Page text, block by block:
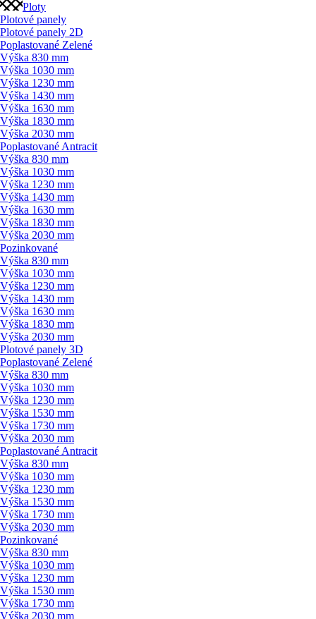
Ploty
Plotové panely
Plotové panely 2D
Poplastované Zelené
Výška 830 mm
Výška 1030 mm
Výška 1230 mm
Výška 1430 mm
Výška 1630 mm
Výška 1830 mm
Výška 2030 mm
Poplastované Antracit
Výška 830 mm
Výška 1030 mm
Výška 1230 mm
Výška 1430 mm
Výška 1630 mm
Výška 1830 mm
Výška 2030 mm
Pozinkované
Výška 830 mm
Výška 1030 mm
Výška 1230 mm
Výška 1430 mm
Výška 1630 mm
Výška 1830 mm
Výška 2030 mm
Plotové panely 3D
Poplastované Zelené
Výška 830 mm
Výška 1030 mm
Výška 1230 mm
Výška 1530 mm
Výška 1730 mm
Výška 2030 mm
Poplastované Antracit
Výška 830 mm
Výška 1030 mm
Výška 1230 mm
Výška 1530 mm
Výška 1730 mm
Výška 2030 mm
Pozinkované
Výška 830 mm
Výška 1030 mm
Výška 1230 mm
Výška 1530 mm
Výška 1730 mm
Výška 2030 mm